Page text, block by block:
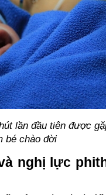
lần đầu tiên được
bé chào đời
nghị lực phi